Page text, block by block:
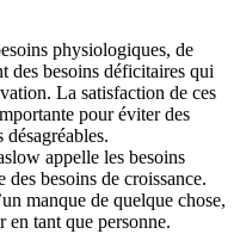
physiologiques, de
des besoins déficitaires qui
La satisfaction de ces
pour éviter des
désagréables.
appelle les besoins
besoins de croissance.
manque de quelque chose,
en tant que personne.